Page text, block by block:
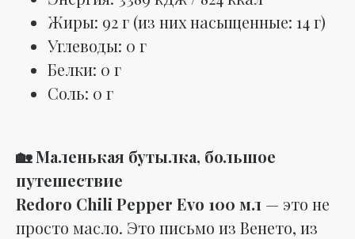
Жиры: 92 г (из них насыщенные: 14 г)
Углеводы: 0 г
Белки: 0 г
Соль: 0 г
🏡 Маленькая бутылка, большое
путешествие
Redoro Chili Pepper Evo 100 мл — это не
просто масло. Это письмо из Венето, из